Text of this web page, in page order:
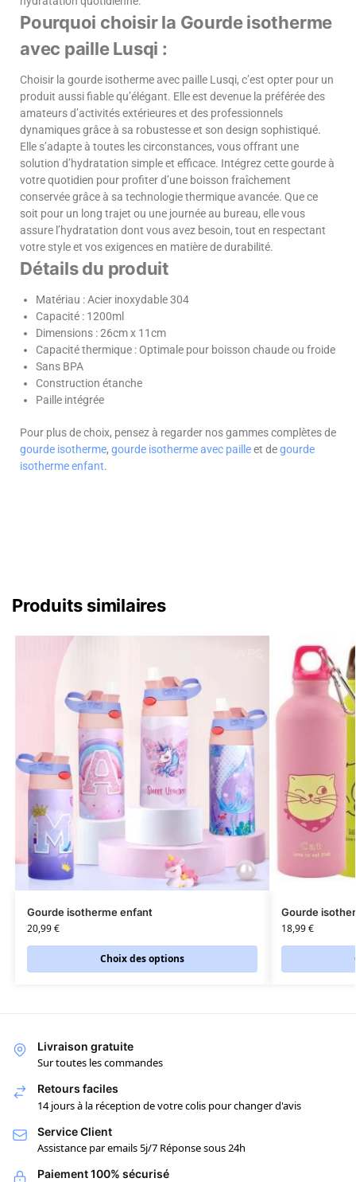
Pourquoi choisir la Gourde isotherme
avec paille Lusqi :
Choisir la gourde isotherme avec paille Lusqi, c’est opter pour un
produit aussi fiable qu’élégant. Elle est devenue la préférée des
amateurs d’activités extérieures et des professionnels
dynamiques grâce à sa robustesse et son design sophistiqué.
Elle s’adapte à toutes les circonstances, vous offrant une
solution d’hydratation simple et efficace. Intégrez cette gourde à
votre quotidien pour profiter d’une boisson fraîchement
conservée grâce à sa technologie thermique avancée. Que ce
soit pour un long trajet ou une journée au bureau, elle vous
assure l’hydratation dont vous avez besoin, tout en respectant
votre style et vos exigences en matière de durabilité.
Détails du produit
Matériau : Acier inoxydable 304
Capacité : 1200ml
Dimensions : 26cm x 11cm
Capacité thermique : Optimale pour boisson chaude ou froide
Sans BPA
Construction étanche
Paille intégrée
Pour plus de choix, pensez à regarder nos gammes complètes de
gourde isotherme, gourde isotherme avec pailleet degourde
isotherme enfant.
Produits similaires
Gourde isotherme enfant
20,99€
Choix des options
Gourde
18,99€
Livraison gratuite
Sur toutes les commandes
Retours faciles
14 jours à la réception de votre colis pour changer d'avis
Service Client
Assistance par emails 5j/7 Réponse sous 24h
Paiement 100% sécurisé